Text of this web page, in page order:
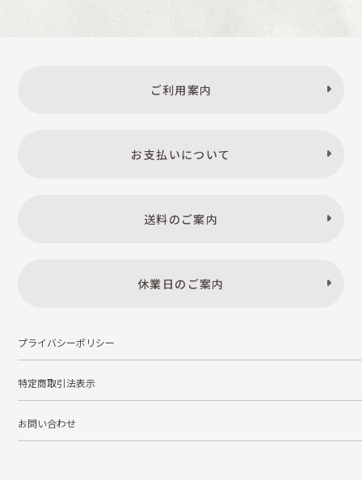
ご利用案内
お支払いについて
送料のご案内
休業日のご案内
プライバシーポリシー
特定商取引法表示
お問い合わせ